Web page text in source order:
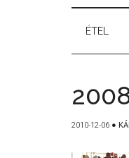
ÉTEL
2010-12-06 ●